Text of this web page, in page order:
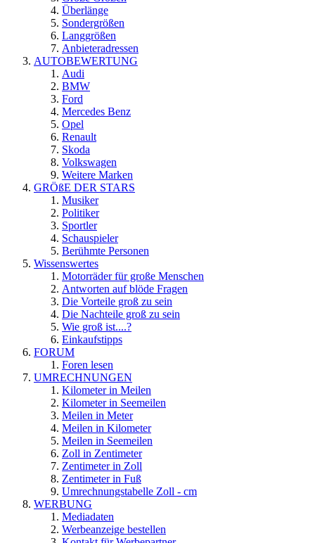
Überlänge
Sondergrößen
Langgrößen
Anbieteradressen
AUTOBEWERTUNG
Audi
BMW
Ford
Mercedes Benz
Opel
Renault
Skoda
Volkswagen
Weitere Marken
GRÖßE DER STARS
Musiker
Politiker
Sportler
Schauspieler
Berühmte Personen
Wissenswertes
Motorräder für große Menschen
Antworten auf blöde Fragen
Die Vorteile groß zu sein
Die Nachteile groß zu sein
Wie groß ist....?
Einkaufstipps
FORUM
Foren lesen
UMRECHNUNGEN
Kilometer in Meilen
Kilometer in Seemeilen
Meilen in Meter
Meilen in Kilometer
Meilen in Seemeilen
Zoll in Zentimeter
Zentimeter in Zoll
Zentimeter in Fuß
Umrechnungstabelle Zoll - cm
WERBUNG
Mediadaten
Werbeanzeige bestellen